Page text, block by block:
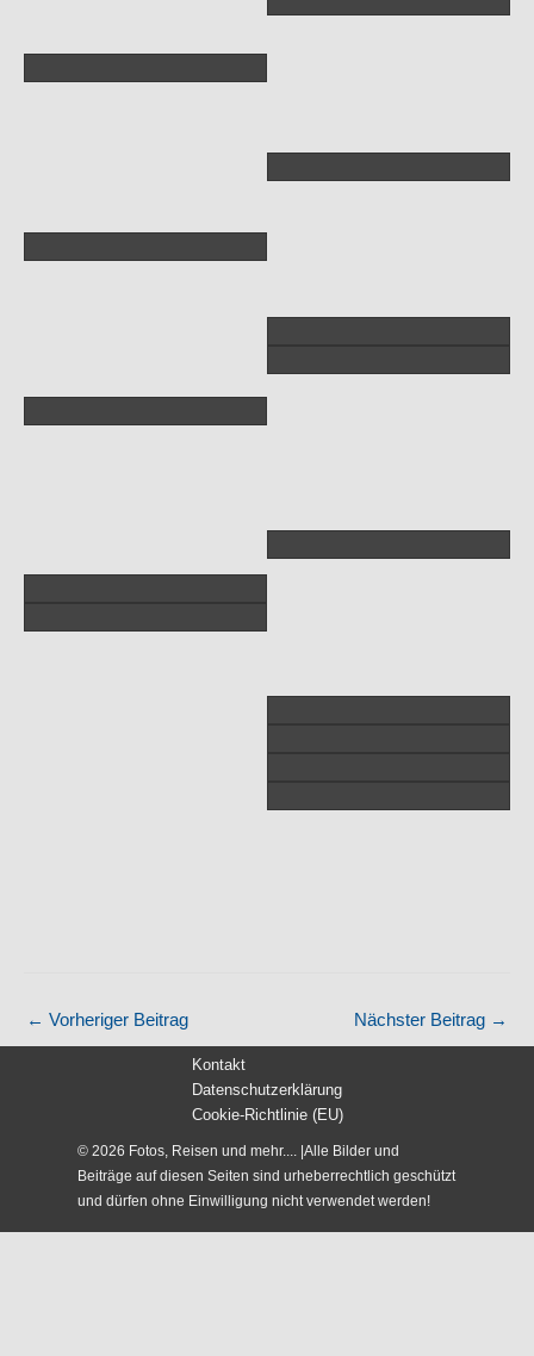
← Vorheriger Beitrag Nächster Beitrag →
Kontakt
Datenschutzerklärung
Cookie-Richtlinie (EU)
© 2026 Fotos, Reisen und mehr.... |Alle Bilder und
Beiträge auf diesen Seiten sind urheberrechtlich geschützt
und dürfen ohne Einwilligung nicht verwendet werden!